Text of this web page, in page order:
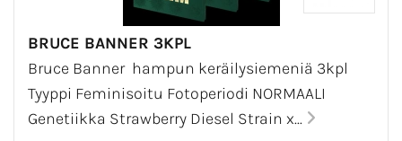
BRUCE BANNER 3KPL
Bruce Banner hampun keräilysiemeniä 3kpl
Tyyppi Feminisoitu Fotoperiodi NORMAALI
Genetiikka Strawberry Diesel Strain x...